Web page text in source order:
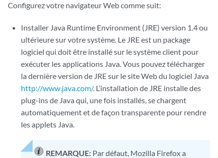
Configurez votre navigateur Web comme suit:
Installer Java Runtime Environment (JRE) version 1.4 ou
ultérieure sur votre système. Le JRE est un package
logiciel qui doit être installé sur le système client pour
exécuter les applications Java. Vous pouvez télécharger
la dernière version de JRE sur le site Web du logiciel Java
http://www.java.com/. L’installation de JRE installe des
plug-ins de Java qui, une fois installés, se chargent
automatiquement et de façon transparente pour rendre
les applets Java.
REMARQUE: Par défaut, Mozilla Firefox a